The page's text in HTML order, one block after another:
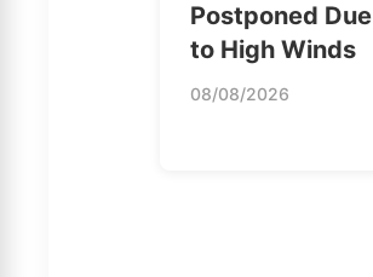
Postponed Due
to High Winds
08/08/2026